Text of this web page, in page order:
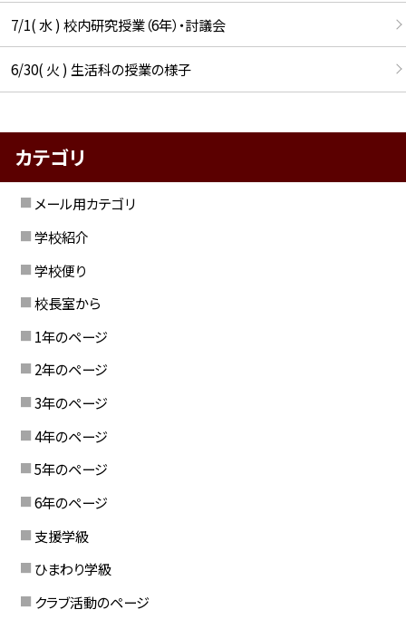
7/1( 水 ) 校内研究授業（6年）・討議会
6/30( 火 ) 生活科の授業の様子
カテゴリ
メール用カテゴリ
学校紹介
学校便り
校長室から
1年のページ
2年のページ
3年のページ
4年のページ
5年のページ
6年のページ
支援学級
ひまわり学級
クラブ活動のページ